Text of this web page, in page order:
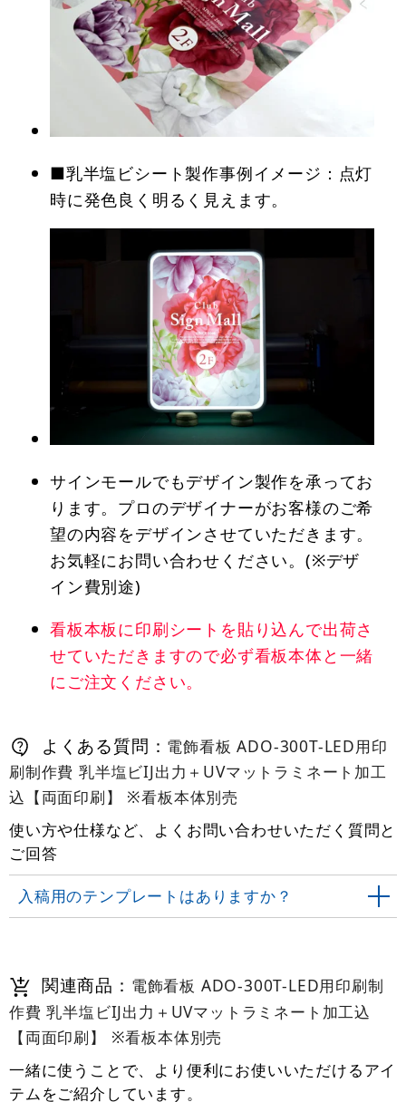
■乳半塩ビシート製作事例イメージ：点灯
時に発色良く明るく見えます。
サインモールでもデザイン製作を承ってお
ります。プロのデザイナーがお客様のご希
望の内容をデザインさせていただきます。
お気軽にお問い合わせください。(※デザ
イン費別途)
看板本板に印刷シートを貼り込んで出荷さ
せていただきますので必ず看板本体と一緒
にご注文ください。
よくある質問： 電飾看板 ADO-300T-LED用印
刷制作費 乳半塩ビIJ出力＋UVマットラミネート加工
込【両面印刷】 ※看板本体別売
使い方や仕様など、よくお問い合わせいただく質問と
ご回答
入稿用のテンプレートはありますか？
関連商品： 電飾看板 ADO-300T-LED用印刷制
作費 乳半塩ビIJ出力＋UVマットラミネート加工込
【両面印刷】 ※看板本体別売
一緒に使うことで、より便利にお使いいただけるアイ
テムをご紹介しています。